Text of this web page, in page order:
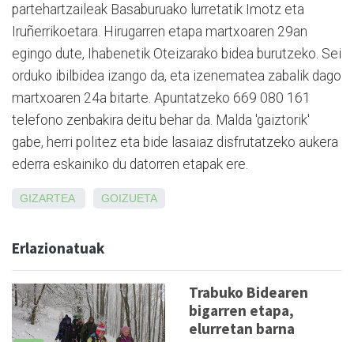
parte­hartzaileak Basaburuako lurre­tatik Imotz eta
Iruñerrikoetara. Hirugarren eta­pa martxoaren 29an
egingo dute, Ihabenetik Oteizarako bidea burutzeko. Sei
orduko ibilbidea izango da, eta izenematea zabalik dago
martxoaren 24a bitarte. Apuntatzeko 669 080 161
telefono zenbakira deitu behar da. Malda 'gaiztorik'
gabe, herri politez eta bide lasa­iaz disfrutatzeko aukera
ederra eskainiko du datorren etapak ere.
GIZARTEA GOIZUETA
Erlazionatuak
Trabuko Bidearen
bigarren etapa,
elurretan barna